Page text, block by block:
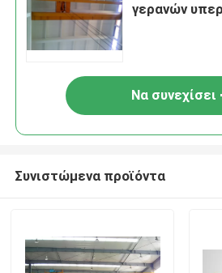
γερανών
Να συνεχίσει
Συνιστώμενα προϊόντα